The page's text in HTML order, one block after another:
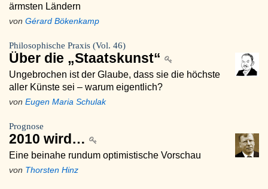
ärmsten Ländern
von Gérard Bökenkamp
Philosophische Praxis (Vol. 46)
Über die „Staatskunst“
Ungebrochen ist der Glaube, dass sie die höchste
aller Künste sei – warum eigentlich?
von Eugen Maria Schulak
Prognose
2010 wird…
Eine beinahe rundum optimistische Vorschau
von Thorsten Hinz